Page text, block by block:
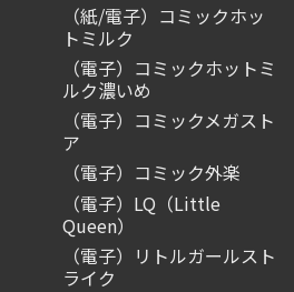
（紙/電子）コミックホッ
トミルク
（電子）コミックホットミ
ルク濃いめ
（電子）コミックメガスト
ア
（電子）コミック外楽
（電子）LQ（Little
Queen）
（電子）リトルガールスト
ライク